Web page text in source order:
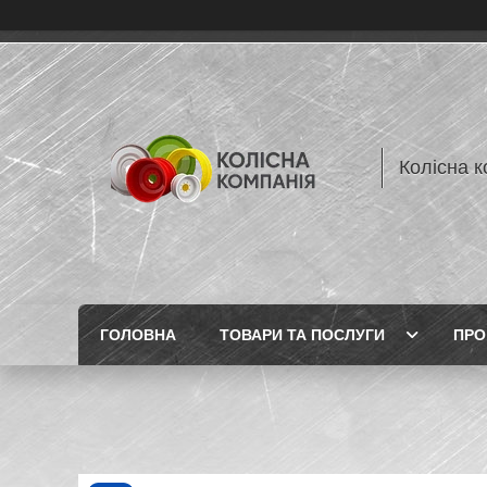
Колісна
ГОЛОВНА ТОВАРИ ТА ПОСЛУГИ